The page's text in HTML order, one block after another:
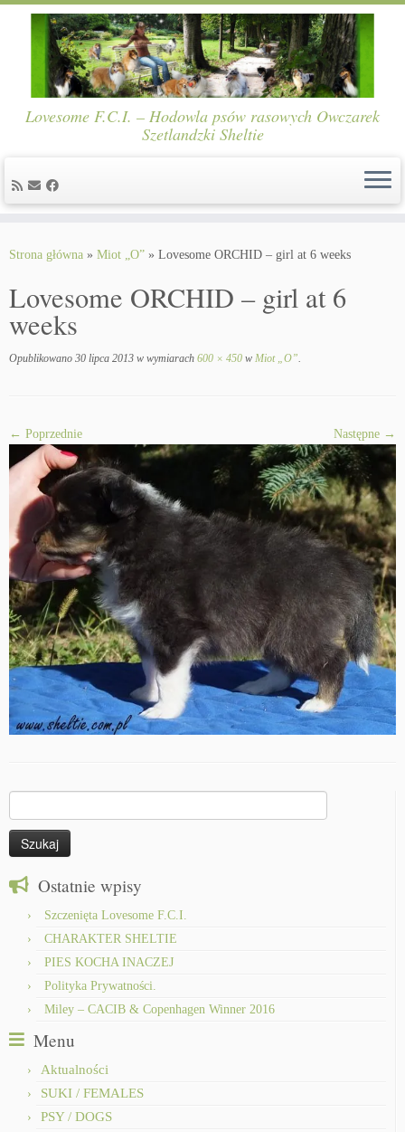
Lovesome F.C.I. – Hodowla psów rasowych Owczarek
Szetlandzki Sheltie
Strona główna » Miot „O” » Lovesome ORCHID – girl at 6 weeks
Lovesome ORCHID – girl at 6
weeks
Opublikowano 30 lipca 2013 w wymiarach 600 × 450 w Miot „O”.
← Poprzednie Następne →
Ostatnie wpisy
Szczenięta Lovesome F.C.I.
CHARAKTER SHELTIE
PIES KOCHA INACZEJ
Polityka Prywatności.
Miley – CACIB & Copenhagen Winner 2016
Menu
Aktualności
SUKI / FEMALES
PSY / DOGS